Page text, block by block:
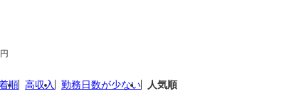
順 高収入 勤務日数が少ない 人気順